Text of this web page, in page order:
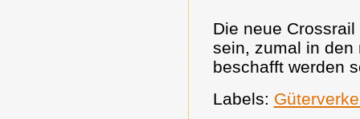
Die neue
sein, zumal in den
beschafft werden
Labels: